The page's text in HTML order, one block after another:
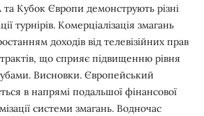
та Кубок Європи демонструють різні
турнірів. Комерціалізація змагань
доходів від телевізійних прав
що сприяє підвищенню рівня
Висновки. Європейський
в напрямі подальшої фінансової
системи змагань. Водночас